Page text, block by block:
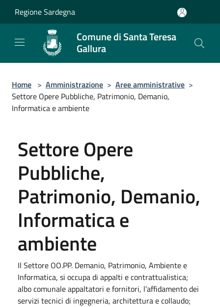
Regione Sardegna
Comune di Santa Teresa
Gallura
Home > Amministrazione > Aree amministrative >
Settore Opere Pubbliche, Patrimonio, Demanio,
Informatica e ambiente
Settore Opere
Pubbliche,
Patrimonio, Demanio,
Informatica e
ambiente
Il Settore OO.PP. Demanio, Patrimonio, Ambiente e
Informatica, si occupa di appalti e contrattualistica;
albo comunale appaltatori e fornitori, l’affidamento dei
servizi tecnici di ingegneria, architettura e collaudo;